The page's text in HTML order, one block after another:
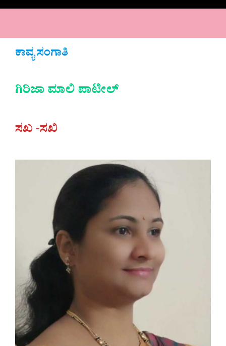
ಕಾವ್ಯ ಸಂಗಾತಿ
ಗಿರಿಜಾ ಮಾಲಿ ಪಾಟೀಲ್
ಸಖ -ಸಖಿ